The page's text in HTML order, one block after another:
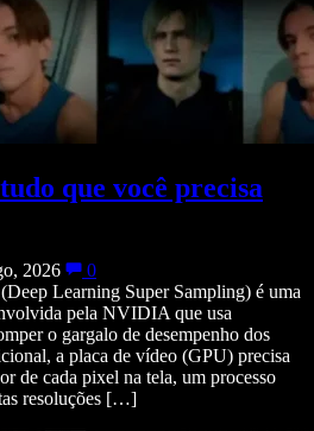
que você precisa
2026
0
Learning Super Sampling) é uma
pela NVIDIA que usa
o gargalo de desempenho dos
a placa de vídeo (GPU) precisa
de cada pixel na tela, um processo
resoluções […]